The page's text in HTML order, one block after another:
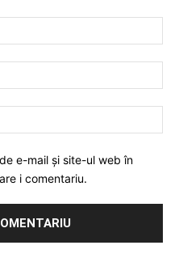
e-mail și site-ul web în
i comentariu.